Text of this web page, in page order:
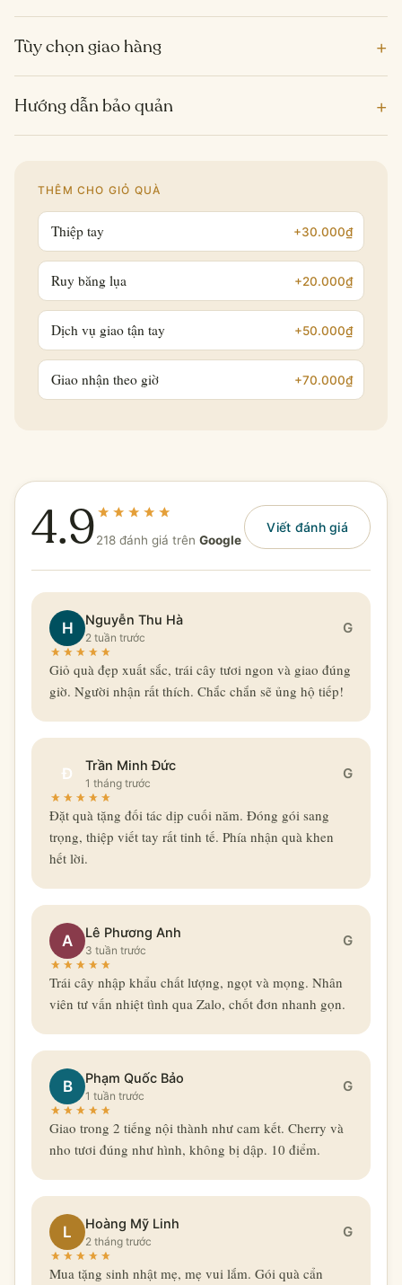
Tùy chọn giao hàng +
Hướng dẫn bảo quản +
THÊM CHO GIỎ QUÀ
Thiệp tay +30.000₫
Ruy băng lụa +20.000₫
Dịch vụ giao tận tay +50.000₫
Giao nhận theo giờ +70.000₫
4.9218 đánh giá trên Google
Viết đánh giá
H Nguyễn Thu Hà
2 tuần trước
G
Giỏ quà đẹp xuất sắc, trái cây tươi ngon và giao đúng
giờ. Người nhận rất thích. Chắc chắn sẽ ủng hộ tiếp!
Đ Trần Minh Đức
1 tháng trước
G
Đặt quà tặng đối tác dịp cuối năm. Đóng gói sang
trọng, thiệp viết tay rất tinh tế. Phía nhận quà khen
hết lời.
A Lê Phương Anh
3 tuần trước
G
Trái cây nhập khẩu chất lượng, ngọt và mọng. Nhân
viên tư vấn nhiệt tình qua Zalo, chốt đơn nhanh gọn.
B Phạm Quốc Bảo
1 tuần trước
G
Giao trong 2 tiếng nội thành như cam kết. Cherry và
nho tươi đúng như hình, không bị dập. 10 điểm.
L Hoàng Mỹ Linh
2 tháng trước
G
Mua tặng sinh nhật mẹ, mẹ vui lắm. Gói quà cẩn